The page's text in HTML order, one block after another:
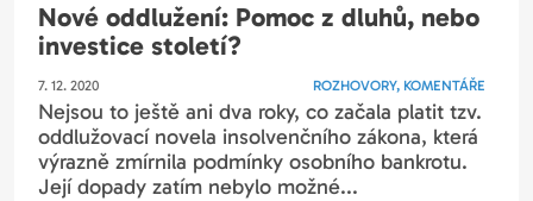
Nové oddlužení: Pomoc z dluhů, nebo
investice století?
7. 12. 2020 ROZHOVORY, KOMENTÁŘE
Nejsou to ještě ani dva roky, co začala platit tzv.
oddlužovací novela insolvenčního zákona, která
výrazně zmírnila podmínky osobního bankrotu.
Její dopady zatím nebylo možné...